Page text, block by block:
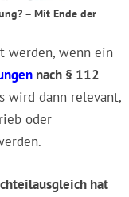
– Mit Ende der
werden, wenn ein
nach § 112
wird dann relevant,
oder
hat